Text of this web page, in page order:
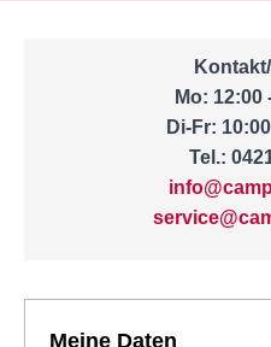
Mo: 12:00
Di-Fr:
Tel.:
Meine Daten